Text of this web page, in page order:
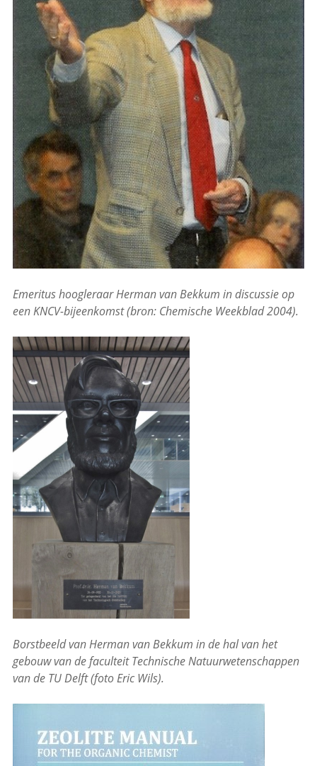
Emeritus hoogleraar Herman van Bekkum in discussie op
een KNCV-bijeenkomst (bron: Chemische Weekblad 2004).
Borstbeeld van Herman van Bekkum in de hal van het
gebouw van de faculteit Technische Natuurwetenschappen
van de TU Delft (foto Eric Wils).